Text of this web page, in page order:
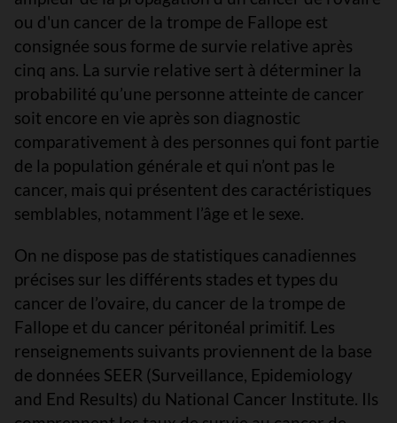
ou d'un cancer de la trompe de Fallope est
consignée sous forme de survie relative après
cinq ans. La survie relative sert à déterminer la
probabilité qu’une personne atteinte de cancer
soit encore en vie après son diagnostic
comparativement à des personnes qui font partie
de la population générale et qui n’ont pas le
cancer, mais qui présentent des caractéristiques
semblables, notamment l’âge et le sexe.
On ne dispose pas de statistiques canadiennes
précises sur les différents stades et types du
cancer de l’ovaire, du cancer de la trompe de
Fallope et du cancer péritonéal primitif. Les
renseignements suivants proviennent de la base
de données SEER (Surveillance, Epidemiology
and End Results) du National Cancer Institute. Ils